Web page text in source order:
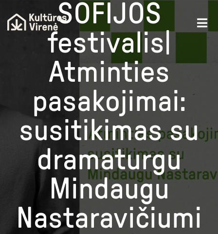
SOFIJOS
festivalis|
Atminties
pasakojimai:
susitikimas su
dramaturgu
Mindaugu
Nastaravičiumi